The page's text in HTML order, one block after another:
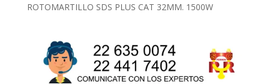
ROTOMARTILLO SDS PLUS CAT 32MM. 1500W